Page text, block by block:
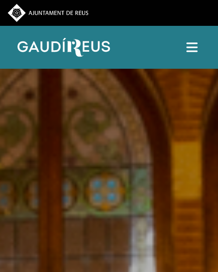
Vés al contingut